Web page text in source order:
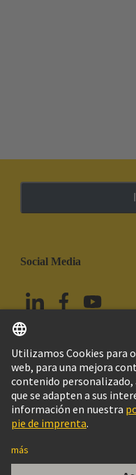
Social Media
México
© HARTING Technology
Imprint